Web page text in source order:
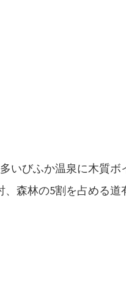
いびふか温泉に木質ボ
森林の5割を占める道